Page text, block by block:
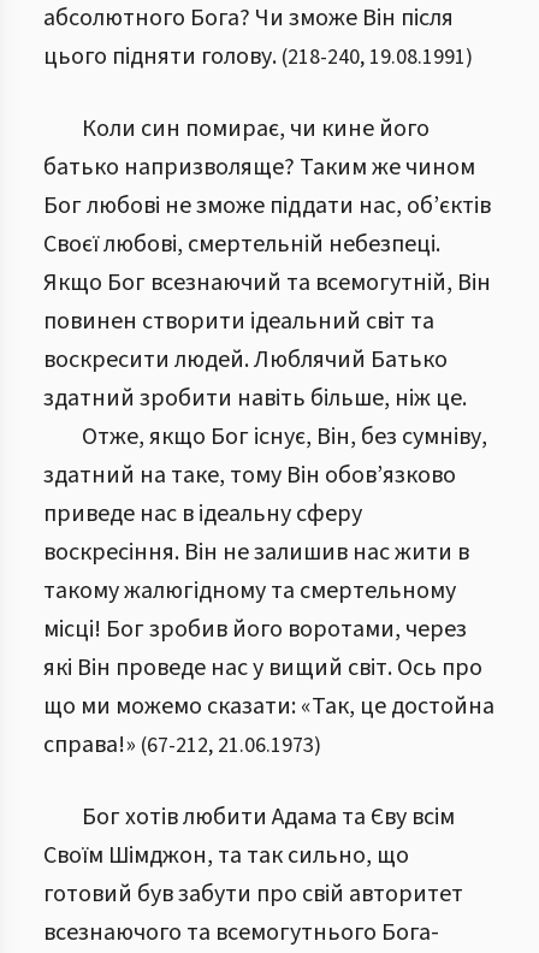
абсолютного Бога? Чи зможе Він після
цього підняти голову. (218-240, 19.08.1991)
Коли син помирає, чи кине його
батько напризволяще? Таким же чином
Бог любові не зможе піддати нас, об’єктів
Своєї любові, смертельній небезпеці.
Якщо Бог всезнаючий та всемогутній, Він
повинен створити ідеальний світ та
воскресити людей. Люблячий Батько
здатний зробити навіть більше, ніж це.
Отже, якщо Бог існує, Він, без сумніву,
здатний на таке, тому Він обов’язково
приведе нас в ідеальну сферу
воскресіння. Він не залишив нас жити в
такому жалюгідному та смертельному
місці! Бог зробив його воротами, через
які Він проведе нас у вищий світ. Ось про
що ми можемо сказати: «Так, це достойна
справа!» (67-212, 21.06.1973)
Бог хотів любити Адама та Єву всім
Своїм Шімджон, та так сильно, що
готовий був забути про свій авторитет
всезнаючого та всемогутнього Бога-